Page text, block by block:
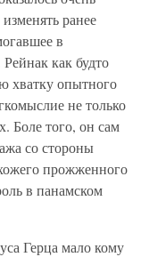
ранее
в
как будто
хватку опытного
не только
Боле того, он сам
со стороны
прожженного
в панамском
Герца мало кому